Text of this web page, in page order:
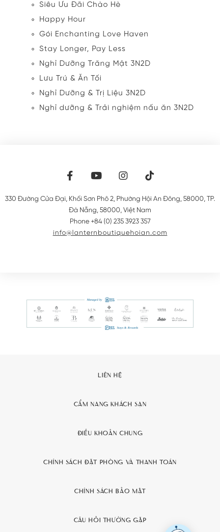
Siêu Ưu Đãi Chào Hè
Happy Hour
Gói Enchanting Love Haven
Stay Longer, Pay Less
Nghỉ Dưỡng Trăng Mật 3N2D
Lưu Trú & Ăn Tối
Nghỉ Dưỡng & Trị Liệu 3N2D
Nghỉ dưỡng & Trải nghiệm nấu ăn 3N2D
330 Đường Cửa Đại, Khối Sơn Phô 2, Phường Hội An Đông, 58000 TP.
Đà Nẵng 58000 Việt Nam
Phone +84 (0) 235 3923 357
info@lanternboutiquehoian.com
LIÊN HỆ
CẨM NANG KHÁCH SẠN
ĐIỀU KHOẢN CHUNG
CHÍNH SÁCH ĐẶT PHÒNG VÀ THANH TOÁN
CHÍNH SÁCH BẢO MẬT
CÂU HỎI THƯỜNG GẶP